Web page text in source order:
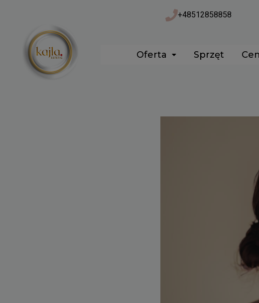
+48512858858
Oferta Sprzęt